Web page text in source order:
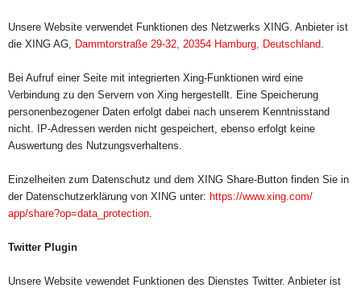
Unsere Website verwendet Funktionen des Netzwerks XING. Anbieter ist
die XING AG, Dammtorstraße 29-32, 20354 Hamburg, Deutschland.
Bei Aufruf einer Seite mit integrierten Xing-Funktionen wird eine
Verbindung zu den Servern von Xing hergestellt. Eine Speicherung
personenbezogener Daten erfolgt dabei nach unserem Kenntnisstand
nicht. IP-Adressen werden nicht gespeichert, ebenso erfolgt keine
Auswertung des Nutzungsverhaltens.
Einzelheiten zum Datenschutz und dem XING Share-Button finden Sie in
der Datenschutzerklärung von XING unter: https://www.xing.com/
app/share?op=data_protection.
Twitter Plugin
Unsere Website vewendet Funktionen des Dienstes Twitter. Anbieter ist